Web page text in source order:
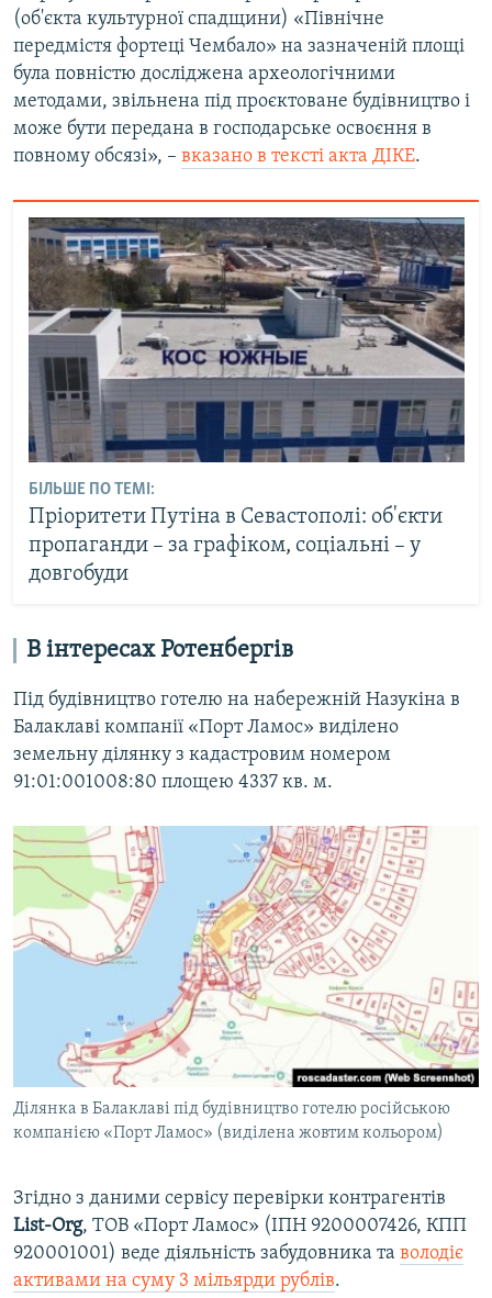
(об'єкта культурної спадщини) «Північне
передмістя фортеці Чембало» на зазначеній площі
була повністю досліджена археологічними
методами, звільнена під проєктоване будівництво і
може бути передана в господарське освоєння в
повному обсязі», – вказано в тексті акта ДІКЕ.
БІЛЬШЕ ПО ТЕМІ:
Пріоритети Путіна в Севастополі: об'єкти
пропаганди – за графіком, соціальні – у
довгобуди
В інтересах Ротенбергів
Під будівництво готелю на набережній Назукіна в
Балаклаві компанії «Порт Ламос» виділено
земельну ділянку з кадастровим номером
91:01:001008:80 площею 4337 кв. м.
Ділянка в Балаклаві під будівництво готелю російською
компанією «Порт Ламос» (виділена жовтим кольором)
Згідно з даними сервісу перевірки контрагентів
List-Org, ТОВ «Порт Ламос» (ІПН 9200007426, КПП
920001001) веде діяльність забудовника та володіє
активами на суму 3 мільярди рублів.